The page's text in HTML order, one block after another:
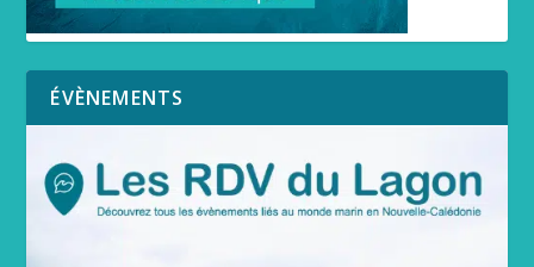
ÉVÈNEMENTS